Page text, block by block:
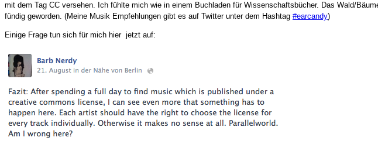
mit dem Tag CC versehen. Ich fühlte mich wie in einem Buchladen für Wissenschaftsbücher. Das Wald/
fündig geworden. (Meine Musik Empfehlungen gibt es auf Twitter unter dem Hashtag #earcandy)
Einige Frage tun sich für mich hier jetzt auf: